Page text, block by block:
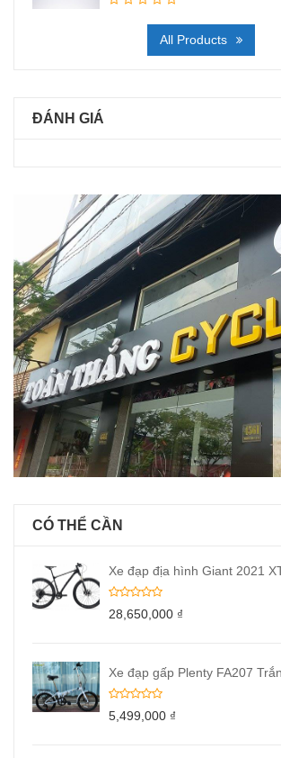
All Products
ĐÁNH GIÁ
CÓ THỂ CẦN
Xe đạp địa hình Giant 2021
28,650,000 ₫
Xe đạp gấp Plenty FA207
5,499,000 ₫